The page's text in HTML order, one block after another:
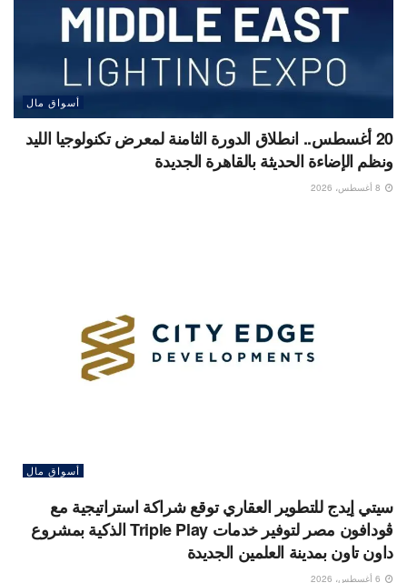
أسواق مال
20 أغسطس.. انطلاق الدورة الثامنة لمعرض تكنولوجيا الليد
ونظم الإضاءة الحديثة بالقاهرة الجديدة
أسواق مال
سيتي إيدج للتطوير العقاري توقع شراكة استراتيجية مع
ڤودافون مصر لتوفير خدمات Triple Play الذكية بمشروع
داون تاون بمدينة العلمين الجديدة